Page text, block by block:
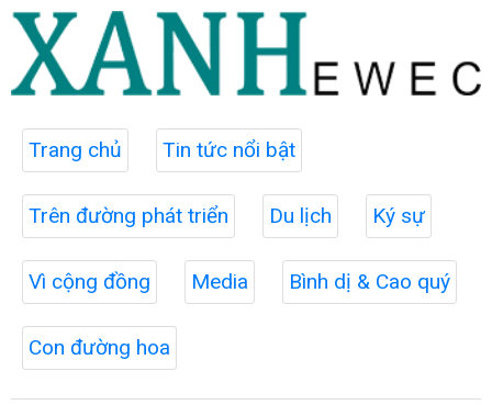
Trang chủ Tin tức nổi bật
Trên đường phát triển Du lịch Ký sự
Vì cộng đồng Media Bình dị & Cao quý
Con đường hoa